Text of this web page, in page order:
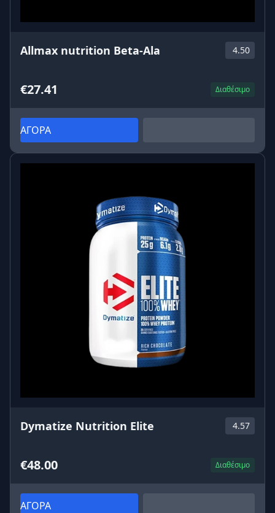
Allmax nutrition Beta-Ala 4.50
€27.41 Διαθέσιμο
ΑΓΟΡΑ
Dymatize Nutrition Elite 4.57
€48.00 Διαθέσιμο
ΑΓΟΡΑ